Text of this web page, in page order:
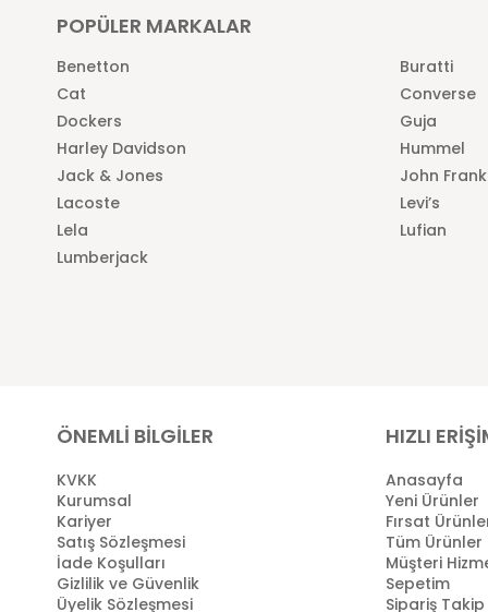
POPÜLER MARKALAR
Benetton
Buratti
Cat
Converse
Dockers
Guja
Harley Davidson
Hummel
Jack & Jones
John Frank
Lacoste
Levi’s
Lela
Lufian
Lumberjack
ÖNEMLİ BİLGİLER
KVKK
Kurumsal
Kariyer
Satış Sözleşmesi
İade Koşulları
Gizlilik ve Güvenlik
Üyelik Sözleşmesi
HIZLI
Anasayfa
Yeni Ürünler
Fırsat
Tüm Ürünler
Müşteri
Sepetim
Sipariş Takip